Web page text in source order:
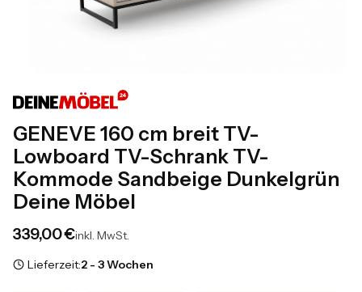
GENEVE 160 cm breit TV-
Lowboard TV-Schrank TV-
Kommode Sandbeige Dunkelgrün
Deine Möbel
Preis
339,00 €inkl. MwSt.
Lieferzeit:2 - 3 Wochen